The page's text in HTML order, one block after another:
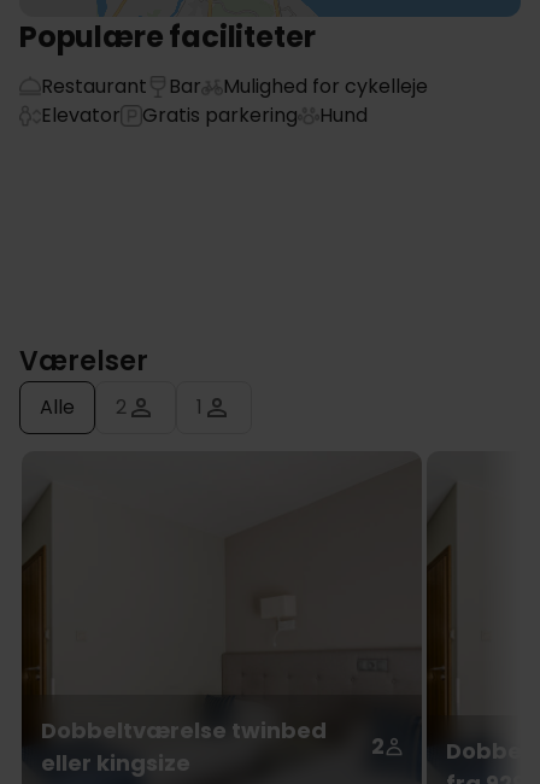
Populære faciliteter
Restaurant Bar
Mulighed for cykelleje
Elevator
Gratis parkering Hund
Værelser
Alle 2 1
Dobbeltværelse twinbed
eller kingsize
2